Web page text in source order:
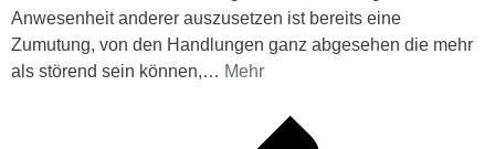
Anwesenheit anderer auszusetzen ist bereits eine
Zumutung, von den Handlungen ganz abgesehen die mehr
als störend sein können,… Mehr